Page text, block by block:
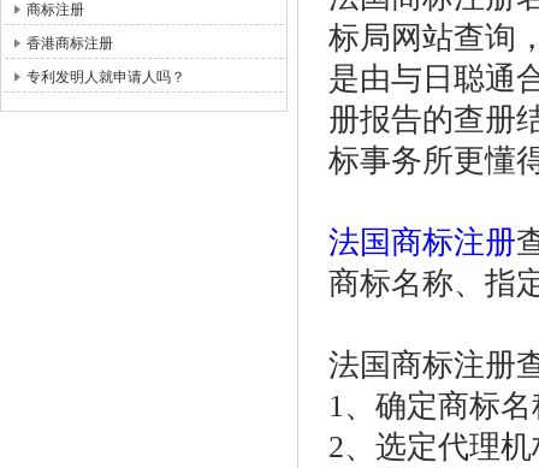
商标注册
香港商标注册
专利发明人就申请人吗？
标局网站查询
是由与日聪通
册报告的查册
标事务所更懂
法国商标注册
商标名称、指
法国商标注册
1、确定商标
2、选定代理机